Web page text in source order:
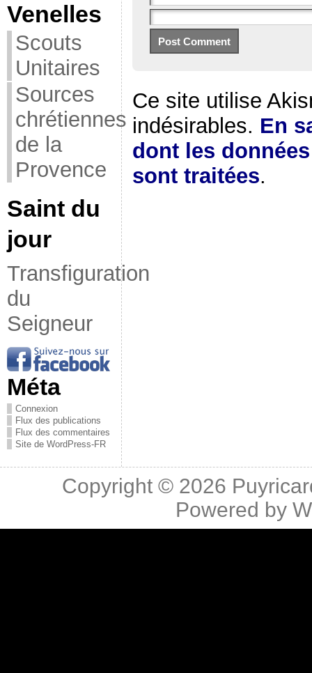
Venelles
Scouts
Unitaires
Sources
chrétiennes
de la
Provence
Saint du
jour
Transfiguration
du
Seigneur
Méta
Connexion
Flux des publications
Flux des commentaires
Site de WordPress-FR
Ce site utilise
indésirables. En
dont les
sont traitées.
Copyright © 2026
Powered by